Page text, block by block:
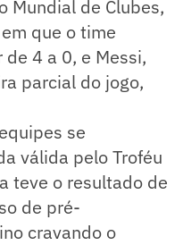
Mundial de Clubes,
que o time
4 a 0, e Messi,
parcial do jogo,
se
válida pelo Troféu
teve o resultado de
de pré-
cravando o